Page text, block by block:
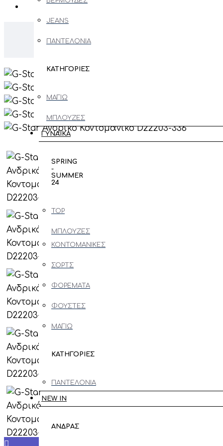
JEANS
ΠΑΝΤΕΛΟΝΙΑ
ΚΑΤΗΓΟΡΙΕΣ
ΜΑΓΙΩ
ΜΠΛΟΥΖΕΣ
ΜΑΚΡΥΜΑΝΙΚΕΣ
ΠΑΝΩΦΟΡΙ
ΠΑΠΟΥΤΣΙΑ
ΠΑΝΤΟΦΛΕΣ
SNEAKERS
CASUAL
FORMAL
ΑΞΕΣΟΥΑΡ
ΓΥΝΑΙΚΑ
SPRING
-
SUMMER
24
TOP
ΜΠΛΟΥΖΕΣ
ΚΟΝΤΟΜΑΝΙΚΕΣ
ΣΟΡΤΣ
ΦΟΡΕΜΑΤΑ
ΦΟΥΣΤΕΣ
ΜΑΓΙΩ
ΚΑΤΗΓΟΡΙΕΣ
ΠΑΝΤΕΛΟΝΙΑ
JEANS
ΠΟΥΚΑΜΙΣΑ
NEW IN
ΑΝΔΡΑΣ